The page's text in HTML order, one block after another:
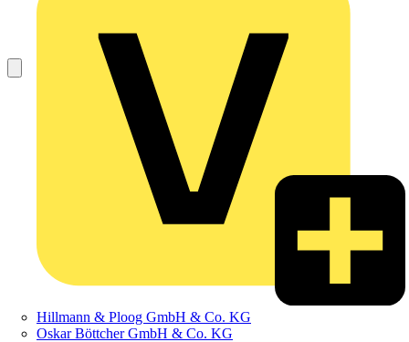
Hillmann & Ploog GmbH & Co. KG
Oskar Böttcher GmbH & Co. KG